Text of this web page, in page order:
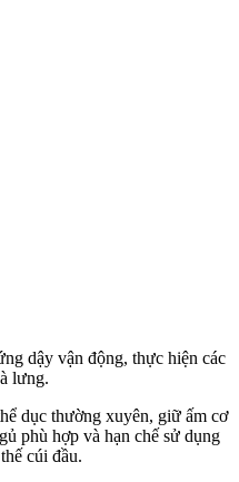
dậy vận động, thực hiện các
lưng.
dục thường xuyên, giữ ấm c‌ơ
phù hợp và hạn chế sử dụng
cúi đầu.